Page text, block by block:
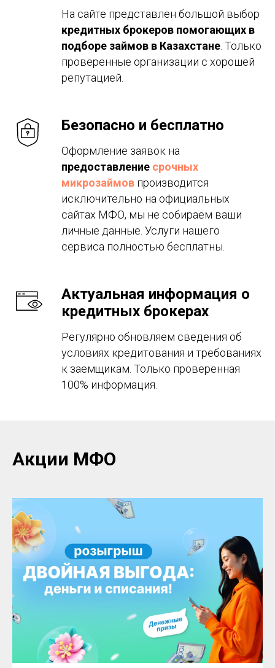
На сайте представлен большой выбор
кредитных брокеров помогающих в
подборе займов в Казахстане . Только
проверенные организации с хорошей
репутацией.
Безопасно и бесплатно
Оформление заявок на
предоставление срочных
микрозаймов производится
исключительно на официальных
сайтах МФО, мы не собираем ваши
личные данные. Услуги нашего
сервиса полностью бесплатны.
Актуальная информация о
кредитных брокерах
Регулярно обновляем сведения об
условиях кредитования и требованиях
к заемщикам. Только проверенная
100% информация.
Акции МФО